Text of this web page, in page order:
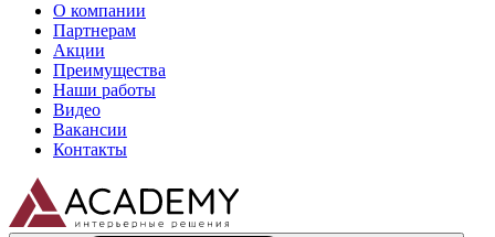
О компании
Партнерам
Акции
Преимущества
Наши работы
Видео
Вакансии
Контакты